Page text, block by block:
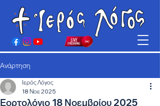
Ανάρτηση
Εορτολόγιο 18 Νοεμβρίου 2025
Ιερός Λόγος
18 Νοε 2025